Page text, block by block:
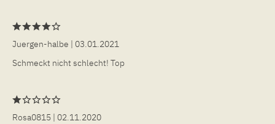
Juergen-halbe | 03.01.2021
Schmeckt nicht schlecht! Top
Rosa0815 | 02.11.2020